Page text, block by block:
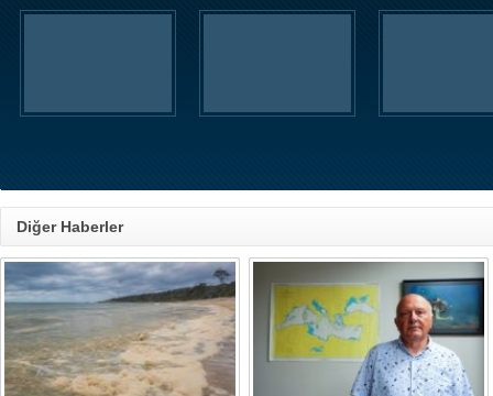
Diğer Haberler